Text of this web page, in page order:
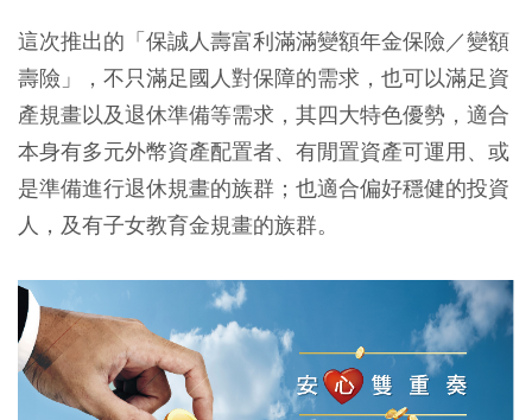
這次推出的「保誠人壽富利滿滿變額年金保險／變額
壽險」，不只滿足國人對保障的需求，也可以滿足資
產規畫以及退休準備等需求，其四大特色優勢，適合
本身有多元外幣資產配置者、有閒置資產可運用、或
是準備進行退休規畫的族群；也適合偏好穩健的投資
人，及有子女教育金規畫的族群。